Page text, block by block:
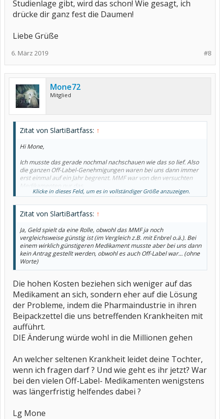
Studienlage gibt, wird das schon! Wie gesagt, ich
drücke dir ganz fest die Daumen!
Liebe Grüße
#8
6. März 2019
Mone72
Mitglied
Zitat von SlartiBartfass: ↑
Hi Mone,
Ich musste das gerade nochmal nachschauen wie das so lief. Also
die ganzen Off-Label-Genehmigungen waren bei uns dann immer
erst einmal auf ein Jahr begrenzt. MMF war von den versuchten
Medikamenten nur das
vergleichsweise günstig ist (im Vergleich z.B. mit Enbrel o.ä.). Bei
einem wirklich günstigeren Medikament musste aber bei uns dann
Worte)
I
Klicke in dieses Feld, um es in vollständiger Größe anzuzeigen.
Zitat von SlartiBartfass: ↑
Ja, Geld spielt da eine Rolle, obwohl das MMF ja noch
vergleichsweise günstig ist (im Vergleich z.B. mit Enbrel o.ä.). Bei
einem wirklich günstigeren Medikament musste aber bei uns dann
kein Antrag gestellt werden, obwohl es auch Off-Label war... (ohne
Worte)
Die hohen Kosten beziehen sich weniger auf das
Medikament an sich, sondern eher auf die Lösung
der Probleme, indem die Pharmaindustrie in ihren
Beipackzettel die uns betreffenden Krankheiten mit
aufführt.
DIE Änderung würde wohl in die Millionen gehen
An welcher seltenen Krankheit leidet deine Tochter,
wenn ich fragen darf ? Und wie geht es ihr jetzt? War
bei den vielen Off-Label- Medikamenten wenigstens
was längerfristig helfendes dabei ?
Lg Mone